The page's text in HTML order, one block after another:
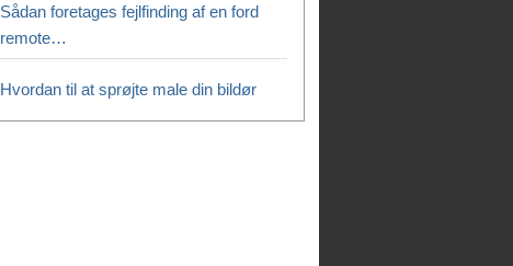
Sådan foretages fejlfinding af en ford
remote…
Hvordan til at sprøjte male din bildør